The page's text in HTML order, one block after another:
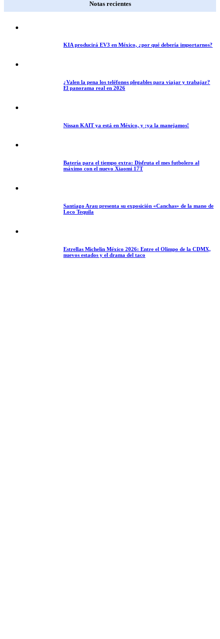
Notas recientes
KIA producirá EV3 en México, ¿por qué debería importarnos?
¿Valen la pena los teléfonos plegables para viajar y trabajar?
El panorama real en 2026
Nissan KAIT ya está en México, y ¡ya la manejamos!
Batería para el tiempo extra: Disfruta el mes futbolero al
máximo con el nuevo Xiaomi 17T
Santiago Arau presenta su exposición «Canchas» de la mano de
Loco Tequila
Estrellas Michelin México 2026: Entre el Olimpo de la CDMX,
nuevos estados y el drama del taco